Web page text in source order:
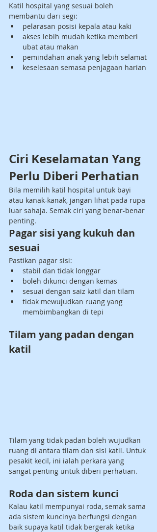
Katil hospital yang sesuai boleh
membantu dari segi:
pelarasan posisi kepala atau kaki
akses lebih mudah ketika memberi
ubat atau makan
pemindahan anak yang lebih selamat
keselesaan semasa penjagaan harian
Ciri Keselamatan Yang
Perlu Diberi Perhatian
Bila memilih katil hospital untuk bayi
atau kanak-kanak, jangan lihat pada rupa
luar sahaja. Semak ciri yang benar-benar
penting.
Pagar sisi yang kukuh dan
sesuai
Pastikan pagar sisi:
stabil dan tidak longgar
boleh dikunci dengan kemas
sesuai dengan saiz katil dan tilam
tidak mewujudkan ruang yang
membimbangkan di tepi
Tilam yang padan dengan
katil
Tilam yang tidak padan boleh wujudkan
ruang di antara tilam dan sisi katil. Untuk
pesakit kecil, ini ialah perkara yang
sangat penting untuk diberi perhatian.
Roda dan sistem kunci
Kalau katil mempunyai roda, semak sama
ada sistem kuncinya berfungsi dengan
baik supaya katil tidak bergerak ketika